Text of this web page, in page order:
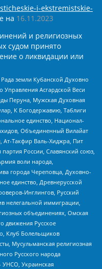
i-ekstremistskie-
на 16.11.2023
и религиозных
судом принято
о ликвидации или
земли Кубанской Духовно
Асгардской Веси
Перуна, Мужская Духовная
К Богодержавию, Таблиги
единство, Национал-
Объединенный Вилайат
Ат-Такфир Валь-Хиджра, Пит
России, Славянский союз,
воли народа,
города Череповца, Духовно-
единство, Древнерусской
Инглингов, Русский
нелегальной иммиграции,
объединениях, Омская
движения Русское
Клуб Болельщиков
Мусульманская религиозная
Русского народа
УНСО, Украинская